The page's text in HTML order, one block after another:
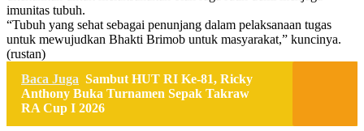
imunitas tubuh.
“Tubuh yang sehat sebagai penunjang dalam pelaksanaan tugas
untuk mewujudkan Bhakti Brimob untuk masyarakat,” kuncinya.
(rustan)
Baca Juga Sambut HUT RI Ke-81, Ricky
Anthony Buka Turnamen Sepak Takraw
RA Cup I 2026